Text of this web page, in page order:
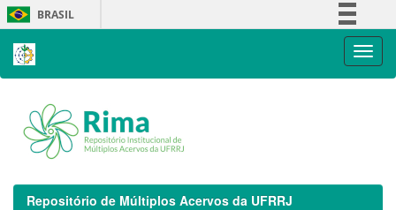
Skip
navigation
BRASIL
Repositório de Múltiplos Acervos da UFRRJ